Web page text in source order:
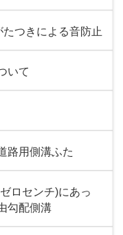
つきによる音防止
いて
路用側溝ふた
ロセンチ)にあっ
勾配側溝